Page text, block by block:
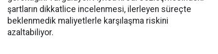
şartların dikkatlice incelenmesi, ilerleyen süreçte
beklenmedik maliyetlerle karşılaşma riskini
azaltabiliyor.